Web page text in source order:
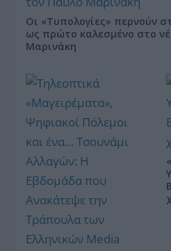
Οι «Τυπολογίες» περνούν
ως πρώτο καλεσμένο στο
Μαρινάκη